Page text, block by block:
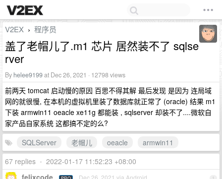
V2EX › 程序员
盖了老帽儿了.m1 芯片 居然装不了 sqlse
rver
By helee9199at Dec 26, 2021 · 12798 views
前两天 tomcat 启动慢的原因 百思不得其解 最后发现 是因为 连局域
网的就很慢, 在本机的虚拟机里装了数据库就正常了 (oracle) 结果 m1
下装 armwin11 oeacle xe11g 都能装 , sqlserver 却装不了....微软自
家产品自家系统 这都搞不定的么?
SQLServer
老帽儿 oeacle
armwin11
67 replies • 2022-01-17 11:52:23 +08:00
felixcode Dec 26, 2021 via Android